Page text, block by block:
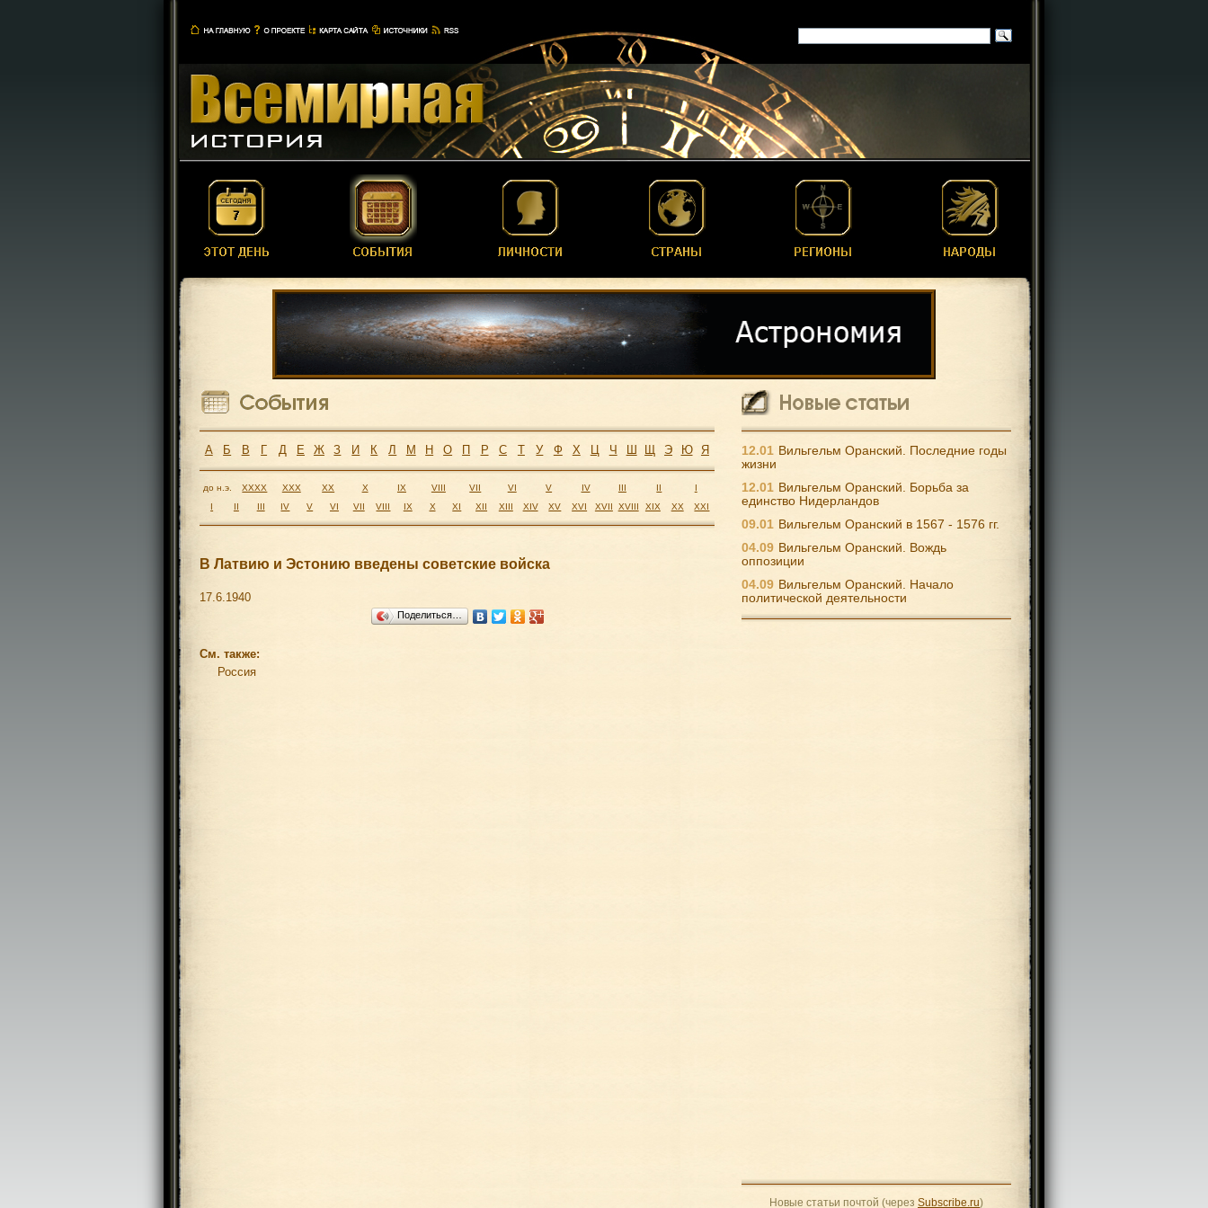
А Б В Г Д Е Ж З И К Л М Н О П Р С Т У Ф Х Ц Ч Ш Щ Э Ю Я
до н.э. XXXX XXX XX X IX VIII VII VI V IV III II
I
I
II III IV V VI VII VIII IX X XI XII XIII XIV XV XVI XVII XVIII XIX XX XXI
В Латвию и Эстонию введены советские войска
17.6.1940
Поделиться…
См. также:
Россия
12.01 Вильгельм Оранский. Последние годы
жизни
12.01 Вильгельм Оранский. Борьба за
единство Нидерландов
09.01 Вильгельм Оранский в 1567 - 1576 гг.
04.09 Вильгельм Оранский. Вождь
оппозиции
04.09 Вильгельм Оранский. Начало
политической деятельности
Новые статьи почтой (через Subscribe.ru)